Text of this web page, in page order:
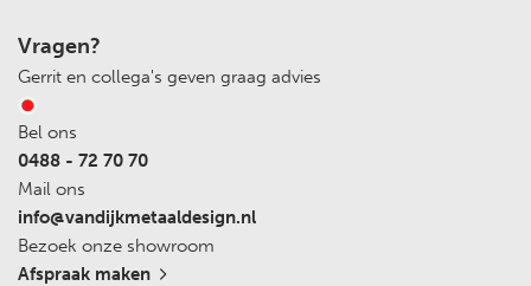
Vragen?
Gerrit en collega's geven graag advies
Bel ons
0488 - 72 70 70
Mail ons
info@vandijkmetaaldesign.nl
Bezoek onze showroom
Afspraak maken